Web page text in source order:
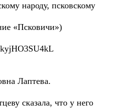
народу, псковскому
«Псковичи»)
Лаптева.
сказала, что у него